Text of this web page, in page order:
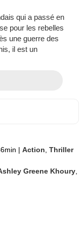
qui a passé en
pour les rebelles
une guerre des
il est un
| Action ,Thriller
Greene Khoury